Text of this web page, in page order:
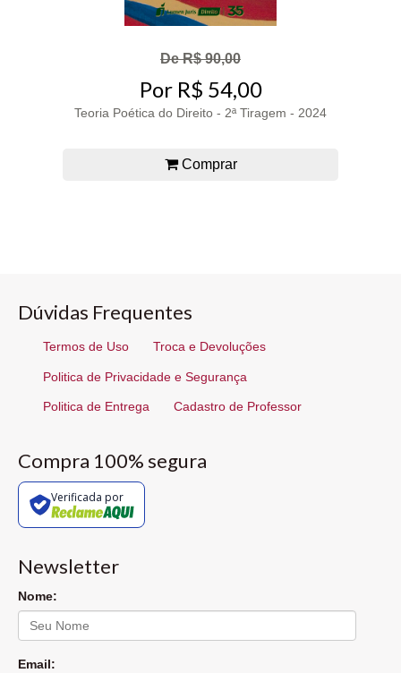
De R$ 90,00
Por R$ 54,00
Teoria Poética do Direito - 2ª Tiragem - 2024
Comprar
Dúvidas Frequentes
Termos de Uso Troca e Devoluções
Politica de Privacidade e Segurança
Politica de Entrega Cadastro de Professor
Compra 100% segura
Verificada por
Newsletter
Nome:
Email: